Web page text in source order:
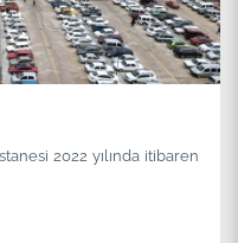
2022 yılında itibaren